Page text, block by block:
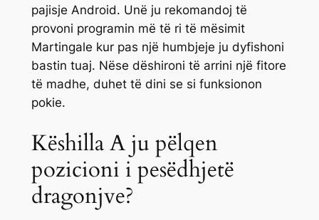
pajisje Android. Unë ju rekomandoj të
provoni programin më të ri të mësimit
Martingale kur pas një humbjeje ju dyfishoni
bastin tuaj. Nëse dëshironi të arrini një fitore
të madhe, duhet të dini se si funksionon
pokie.
Këshilla A ju pëlqen
pozicioni i pesëdhjetë
dragonjve?